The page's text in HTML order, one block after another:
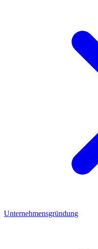
Unternehmensgründung